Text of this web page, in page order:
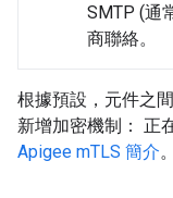
SMTP (通
商聯絡。
根據預設，元件之
新增加密機制： 正
Apigee mTLS 簡介。